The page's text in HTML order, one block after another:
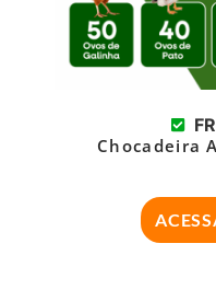
Chocadeira